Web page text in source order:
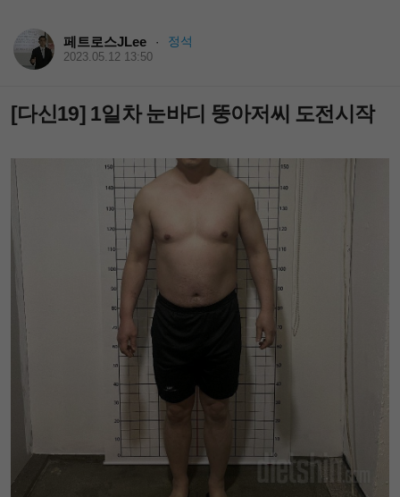
페트로스JLee · 정석
2023.05.12 13:50
[다신19] 1일차 눈바디 뚱아저씨 도전시작